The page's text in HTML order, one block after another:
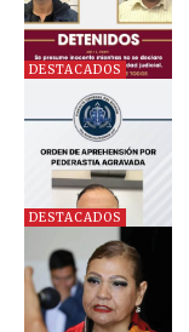
DESTACADOS
DESTACADOS